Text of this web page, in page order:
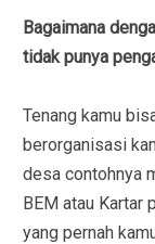
Bagaimana
tidak punya
Tenang kamu
berorganisasi
desa contohnya
BEM atau Kartar
yang pernah